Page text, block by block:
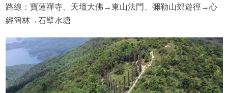
路線：寶蓮禪寺、天壇大佛→東山法門、彌勒山郊遊徑→心
經簡林→石壁水塘